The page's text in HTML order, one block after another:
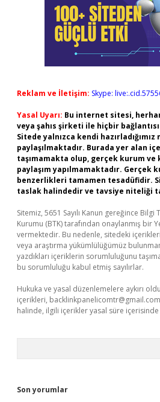
Reklam ve İletişim: Skype:
Yasal Uyarı: Bu internet sitesi,
veya şahıs şirketi ile hiçbir
Sitede yalnızca kendi
paylaşılmaktadır. Burada yer alan
taşımamakta olup, gerçek kurum ve
paylaşım yapılmamaktadır. Gerçek
benzerlikleri tamamen tesadüfidir.
taslak halindedir ve tavsiye niteliği
Sitemiz, 5651 Sayılı Kanun gereğince
Kurumu (BTK) tarafından onaylanmış bir
vermektedir. Bu nedenle, sitedeki
veya araştırma yükümlülüğümüz
yazdıkları içeriklerin sorumluluğunu
bu sorumluluğu kabul etmiş sayılırlar.
Hukuka ve yasal düzenlemelere aykırı
içerikleri, backlinkpanelicomtr@gmail.com
halinde, ilgili içerikler yasal süre içerisinde
Son yorumlar